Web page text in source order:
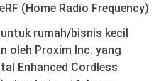
(Home Radio Frequency)
rumah/bisnis kecil
oleh Proxim Inc. yang
Enhanced Cordless